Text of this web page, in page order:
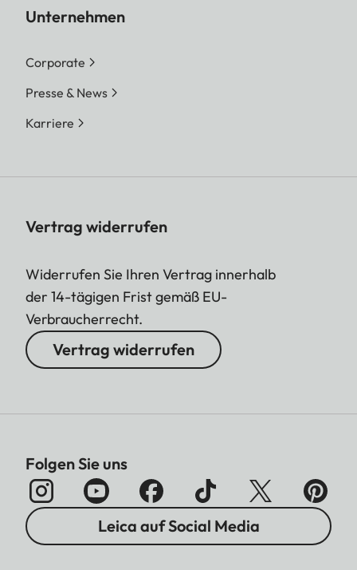
Unternehmen
Corporate
Presse & News
Karriere
Vertrag widerrufen
Widerrufen Sie Ihren Vertrag innerhalb
der 14-tägigen Frist gemäß EU-
Verbraucherrecht.
Vertrag widerrufen
Folgen Sie uns
Leica auf Social Media